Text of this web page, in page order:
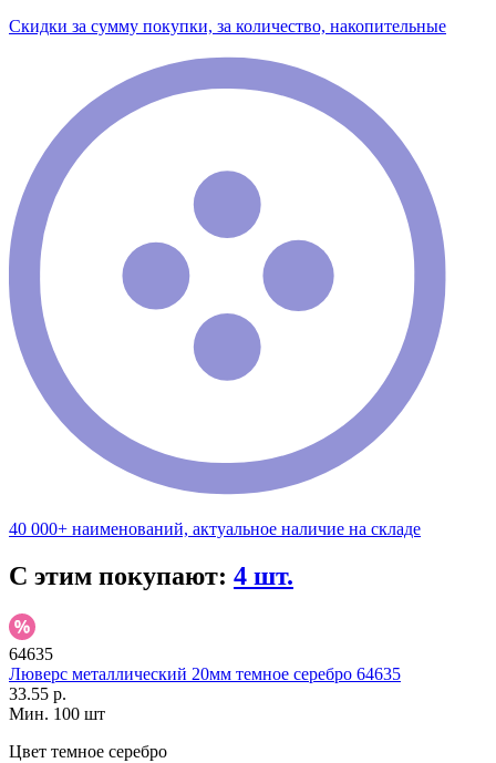
Скидки за сумму покупки, за количество, накопительные
40 000+ наименований, актуальное наличие на складе
С этим покупают: 4 шт.
64635
Люверс металлический 20мм темное серебро 64635
33.55 р.
Мин. 100 шт
Цвет темное серебро